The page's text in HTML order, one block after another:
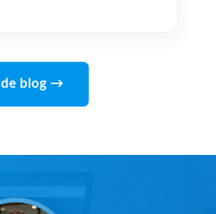
de blog →